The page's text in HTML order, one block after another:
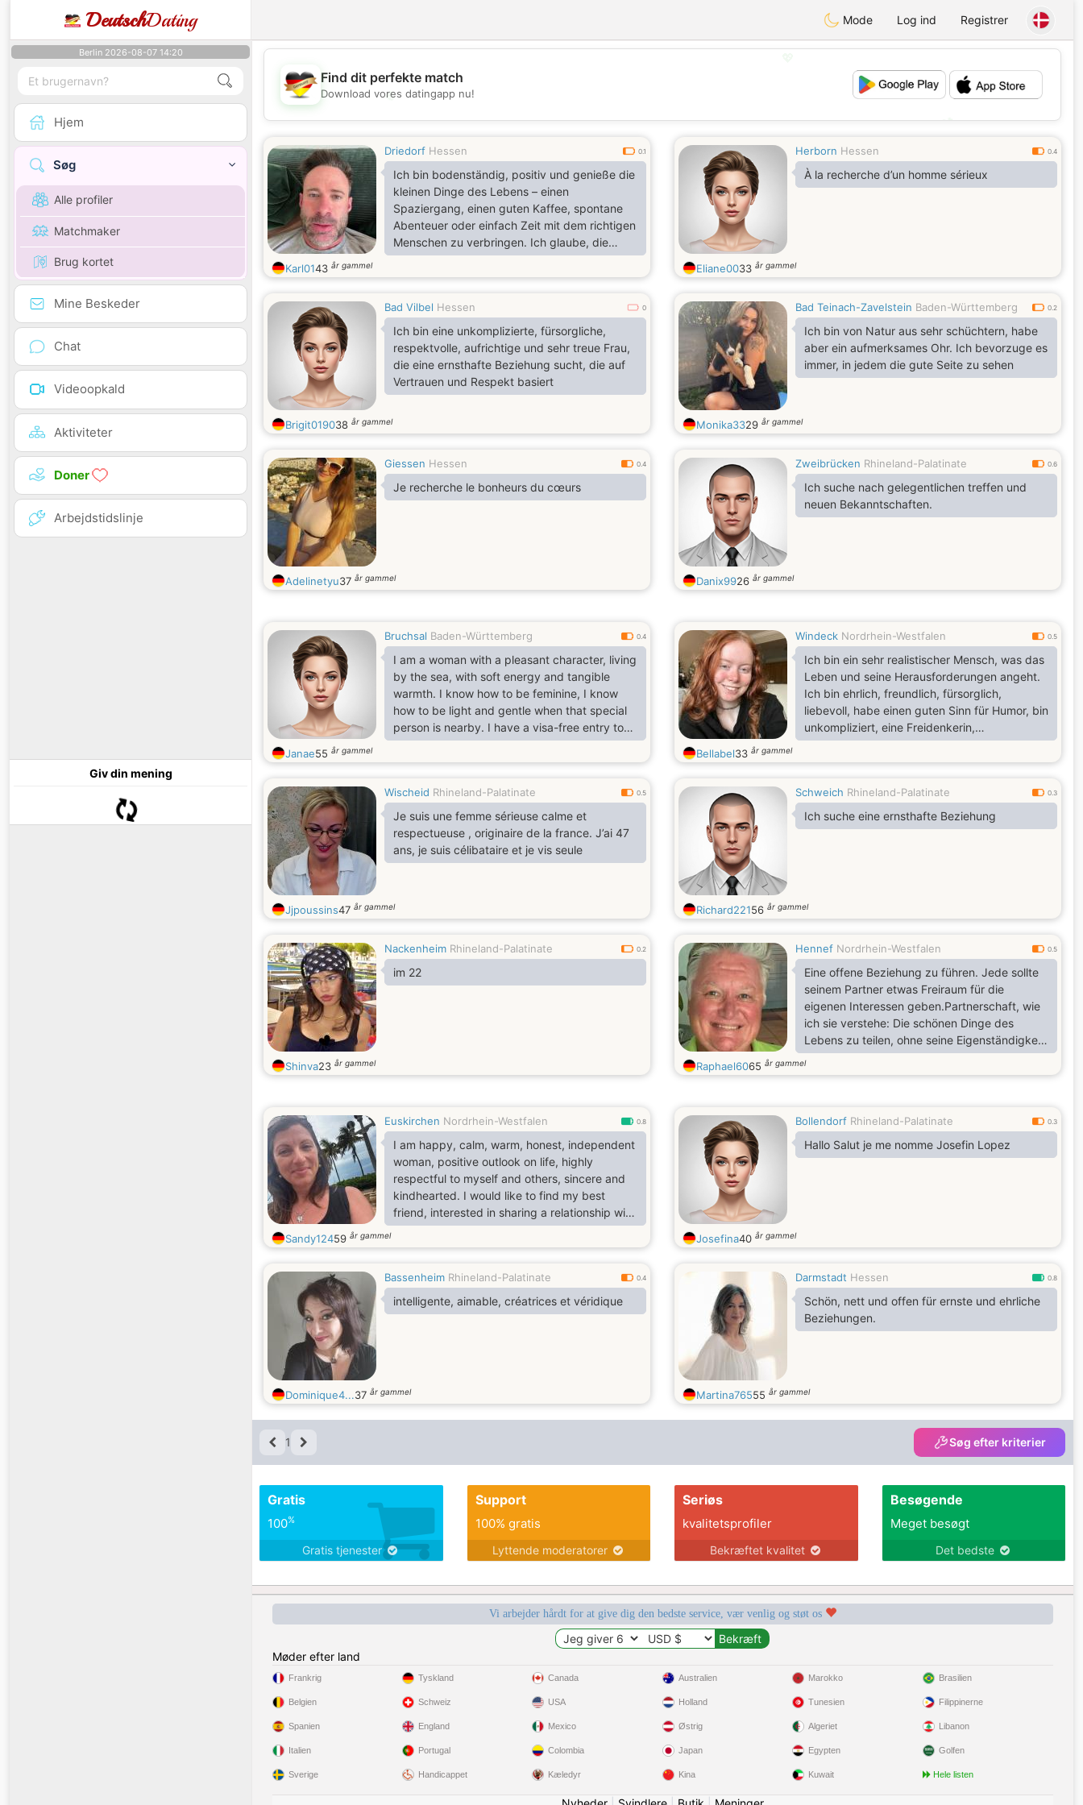
DeutschDating Mode Log ind Registrer
Berlin 2026-08-07 14:20
Hjem
Søg
Alle profiler
Matchmaker
Brug kortet
Mine Beskeder
Chat
Videoopkald
Aktiviteter
Doner
Arbejdstidslinje
Giv din mening
💕
Find dit perfekte match
Download vores datingapp nu!
Driedorf Hessen 0.1
Ich bin bodenständig, positiv und genieße die
kleinen Dinge des Lebens – einen
Spaziergang, einen guten Kaffee, spontane
Abenteuer oder einfach Zeit mit dem richtigen
Menschen zu verbringen. Ich glaube, die
stärksten Beziehungen basieren auf
Vertrauen, Respekt und der Fähigkeit,
der authentisch ist, Ehrlichkeit schätzt und
sich eine bedeutungsvolle Beziehung
wünscht. Wenn du das auch suchst, freue ich
mich, von dir zu hören.
Karl0143 år gammel
Herborn Hessen 0.4
À la recherche d’un homme sérieux
Eliane0033 år gammel
Bad Vilbel Hessen 0
Ich bin eine unkomplizierte, fürsorgliche,
respektvolle, aufrichtige und sehr treue Frau,
die eine ernsthafte Beziehung sucht, die auf
Vertrauen und Respekt basiert
Brigit019038 år gammel
Bad Teinach-Zavelstein Baden-Württemberg 0.2
Ich bin von Natur aus sehr schüchtern, habe
aber ein aufmerksames Ohr. Ich bevorzuge es
immer, in jedem die gute Seite zu sehen
Monika3329 år gammel
Giessen Hessen 0.4
Je recherche le bonheurs du cœurs
Adelinetyu37 år gammel
Zweibrücken Rhineland-Palatinate 0.6
Ich suche nach gelegentlichen treffen und
neuen Bekanntschaften.
Danix9926 år gammel
Bruchsal Baden-Württemberg 0.4
I am a woman with a pleasant character, living
by the sea, with soft energy and tangible
warmth. I know how to be feminine, I know
how to be light and gentle when that special
person is nearby. I have a visa-free entry to
Europe and several visas to other countries,
so I am open to visit with my loved one.
conversationalist and a person with whom it is
always easy and warm. I am friendly, but not
superficial: I know how to listen and speak so
that the conversation
Janae55 år gammel
Windeck Nordrhein-Westfalen 0.5
Ich bin ein sehr realistischer Mensch, was das
Leben und seine Herausforderungen angeht.
Ich bin ehrlich, freundlich, fürsorglich,
liebevoll, habe einen guten Sinn für Humor, bin
unkompliziert, eine Freidenkerin,
vertrauenswürdig und respektiere das Leben
anderer. Ich lebe mein Leben, wie es kommt,
denn es wird immer da sein, egal was ich tue.
Bellabel33 år gammel
Wischeid Rhineland-Palatinate 0.5
Je suis une femme sérieuse calme et
respectueuse , originaire de la france. J’ai 47
ans, je suis célibataire et je vis seule
Jjpoussins47 år gammel
Schweich Rhineland-Palatinate 0.3
Ich suche eine ernsthafte Beziehung
Richard22156 år gammel
Nackenheim Rhineland-Palatinate 0.2
im 22
Shinva23 år gammel
Hennef Nordrhein-Westfalen 0.5
Eine offene Beziehung zu führen. Jede sollte
seinem Partner etwas Freiraum für die
eigenen Interessen geben.Partnerschaft, wie
ich sie verstehe: Die schönen Dinge des
Lebens zu teilen, ohne seine Eigenständigkeit
zu verlieren. Sich bereichern, nicht
einschränken. Neugierig bleiben,
Raphael6065 år gammel
Euskirchen Nordrhein-Westfalen 0.8
I am happy, calm, warm, honest, independent
woman, positive outlook on life, highly
respectful to myself and others, sincere and
kindhearted. I would like to find my best
friend, interested in sharing a relationship with
a simple easy going, caring, giving and loving
man. One of my strongest characteristics, i
find my soul mate but no impossible, when i
said that i am honest, sincere and trustworthy
i meant it. I enjoy movies, beach/park walks
Sandy12459 år gammel
Bollendorf Rhineland-Palatinate 0.3
Hallo Salut je me nomme Josefin Lopez
Josefina40 år gammel
Bassenheim Rhineland-Palatinate 0.4
intelligente, aimable, créatrices et véridique
Dominique4...37 år gammel
Darmstadt Hessen 0.8
Schön, nett und offen für ernste und ehrliche
Beziehungen.
Martina76555 år gammel
1 Søg efter kriterier
Gratis
100%
Gratis tjenester
Support
100% gratis
Lyttende moderatorer
Seriøs
kvalitetsprofiler
Bekræftet kvalitet
Besøgende
Meget besøgt
Det bedste
Vi arbejder hårdt for at give dig den bedste service, vær venlig og støt os
Møder efter land
Frankrig
Belgien
Spanien
Italien
Sverige
Tyskland
Schweiz
England
Portugal
Handicappet
Canada
USA
Mexico
Colombia
Kæledyr
Australien
Holland
Østrig
Japan
Kina
Marokko
Tunesien
Algeriet
Egypten
Kuwait
Brasilien
Filippinerne
Libanon
Golfen
Hele listen